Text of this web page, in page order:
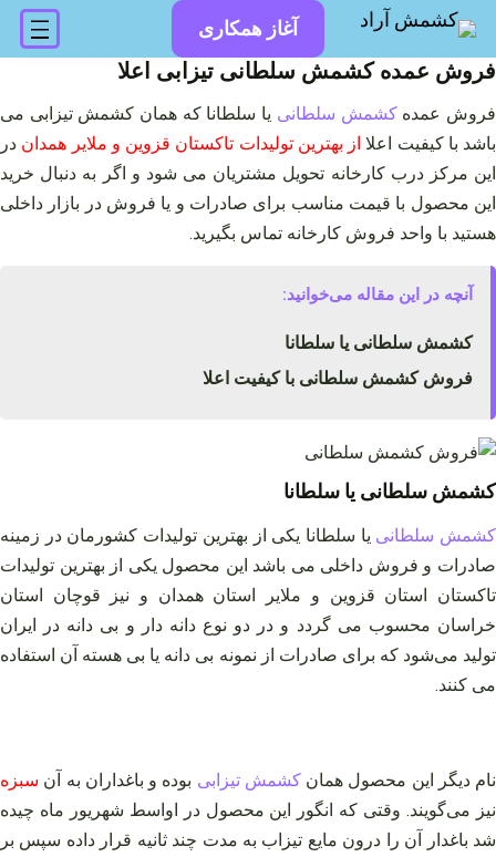
محتوا
آغاز همکاری
فروش عمده کشمش سلطانی تیزابی اعلا
فروش عمدهکشمش سلطانی یا سلطانا که همان کشمش تیزابی می
باشد با کیفیت اعلا از بهترین تولیدات تاکستان قزوین و ملایر همدان در
این مرکز درب کارخانه تحویل مشتریان می شود و اگر به دنبال خرید
این محصول با قیمت مناسب برای صادرات و یا فروش در بازار داخلی
هستید با واحد فروش کارخانه تماس بگیرید.
آنچه در این مقاله می‌خوانید:
کشمش سلطانی یا سلطانا
فروش کشمش سلطانی با کیفیت اعلا
کشمش سلطانی یا سلطانا
کشمش سلطانی یا سلطانا یکی از بهترین تولیدات کشورمان در زمینه
صادرات و فروش داخلی می باشد این محصول یکی از بهترین تولیدات
تاکستان استان قزوین و ملایر استان همدان و نیز قوچان استان
خراسان محسوب می گردد و در دو نوع دانه دار و بی دانه در ایران
تولید می‌شود که برای صادرات از نمونه بی دانه یا بی هسته آن استفاده
می کنند.
نام دیگر این محصول همانکشمش تیزابی بوده و باغداران به آن سبزه
نیز می‌گویند. وقتی که انگور این محصول در اواسط شهریور ماه چیده
شد باغدار آن را درون مایع تیزاب به مدت چند ثانیه قرار داده سپس بر